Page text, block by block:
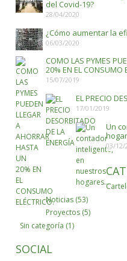
del Covid-19?
28/04/2020
¿Cómo aumentar la
06/03/2020
COMO LAS PYMES
20% EN EL CONSUMO
15/07/2019
EL PRECIO
17/01/2019
Un
03/12/
Noticias(53)
Proyectos(5)
Sin categoría (1)
SOCIAL